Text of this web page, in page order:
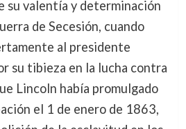
su valentía y determinación
de Secesión, cuando
al presidente
su tibieza en la lucha contra
Lincoln había promulgado
el 1 de enero de 1863,